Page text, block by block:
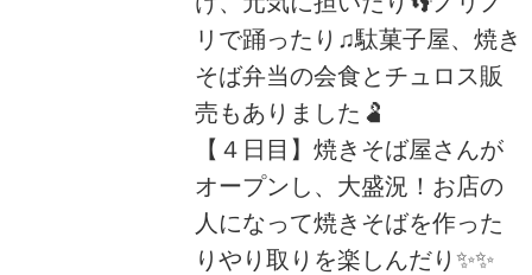
リで踊ったり♫駄菓子屋、焼き
そば弁当の会食とチュロス販
売もありました🫃
【４日目】焼きそば屋さんが
オープンし、大盛況！お店の
人になって焼きそばを作った
りやり取りを楽しんだり✨✨